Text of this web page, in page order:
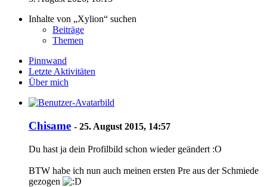
Inhalte von „Xylion“ suchen
Beiträge
Themen
Pinnwand
Letzte Aktivitäten
Über mich
Chisame - 25. August 2015, 14:57
Du hast ja dein Profilbild schon wieder geändert :O
BTW habe ich nun auch meinen ersten Pre aus der Schmiede
gezogen